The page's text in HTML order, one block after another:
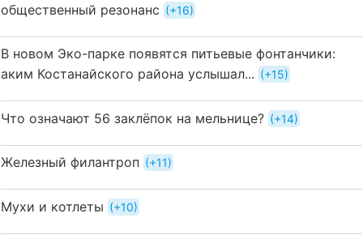
общественный резонанс
+16
В новом Эко-парке появятся питьевые фонтанчики:
аким Костанайского района услышал...
+15
Что означают 56 заклёпок на мельнице? +14
Железный филантроп +11
Мухи и котлеты +10